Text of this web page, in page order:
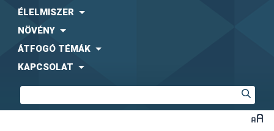
ÉLELMISZER
NÖVÉNY
ÁTFOGÓ TÉMÁK
KAPCSOLAT